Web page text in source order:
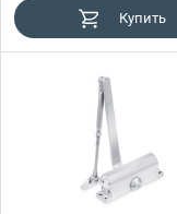
Купить